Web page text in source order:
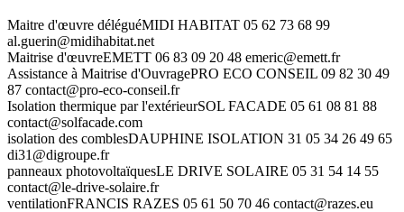
Maitre d'œuvre déléguéMIDI HABITAT 05 62 73 68 99
al.guerin@midihabitat.net
Maitrise d'œuvreEMETT 06 83 09 20 48 emeric@emett.fr
Assistance à Maitrise d'OuvragePRO ECO CONSEIL 09 82 30 49
87 contact@pro-eco-conseil.fr
Isolation thermique par l'extérieurSOL FACADE 05 61 08 81 88
contact@solfacade.com
isolation des comblesDAUPHINE ISOLATION 31 05 34 26 49 65
di31@digroupe.fr
panneaux photovoltaïquesLE DRIVE SOLAIRE 05 31 54 14 55
contact@le-drive-solaire.fr
ventilationFRANCIS RAZES 05 61 50 70 46 contact@razes.eu